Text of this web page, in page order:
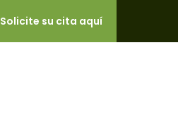
Solicite su cita aquí